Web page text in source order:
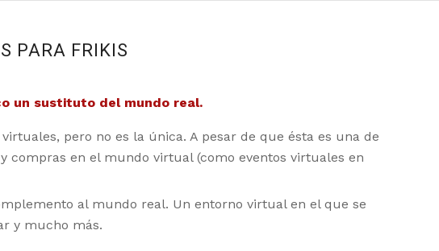
PARA FRIKIS
un sustituto del mundo real.
pero no es la única. A pesar de que ésta es una de
compras en el mundo virtual (como eventos virtuales en
al mundo real. Un entorno virtual en el que se
y mucho más.